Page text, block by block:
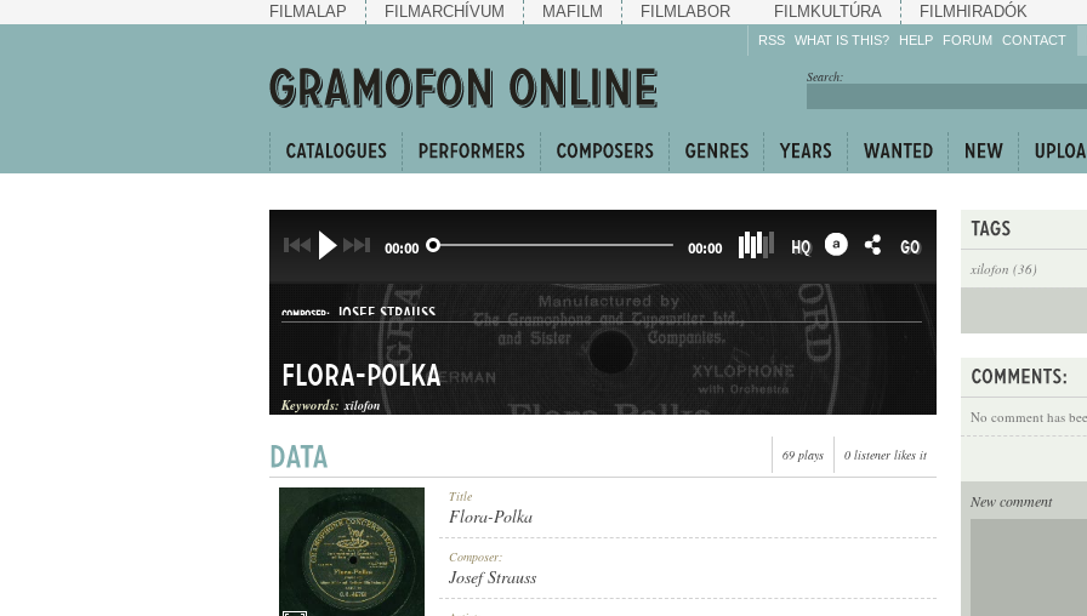
FILMALAP FILMARCHÍVUM MAFILM FILMLABOR FILMKULTÚRA FILMHIRADÓK
RSS WHAT IS THIS? HELP
Enrich!
Share!
FORUM CONTACT
Search:
xilofon (36)
No comment has
New comment
00:00 00:00 HQ GO
COMPOSER: JOSEF STRAUSS
POLKA
Flora-Polka
Keywords: xilofon
69 plays 0 listener likes it
Title
Flora-Polka
Composer:
Josef Strauss